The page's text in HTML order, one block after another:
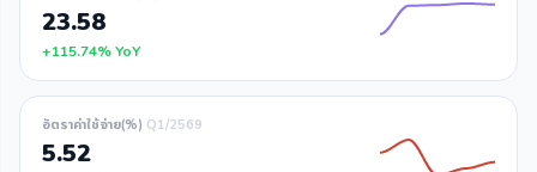
23.58
+115.74% YoY
อัตราค่าใช้จ่าย(%) Q1/2569
5.52